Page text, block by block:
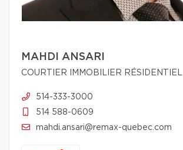
MAHDI ANSARI
COURTIER IMMOBILIER RÉSIDENTIEL
514-333-3000
514 588-0609
mahdi.ansari@remax-quebec.com